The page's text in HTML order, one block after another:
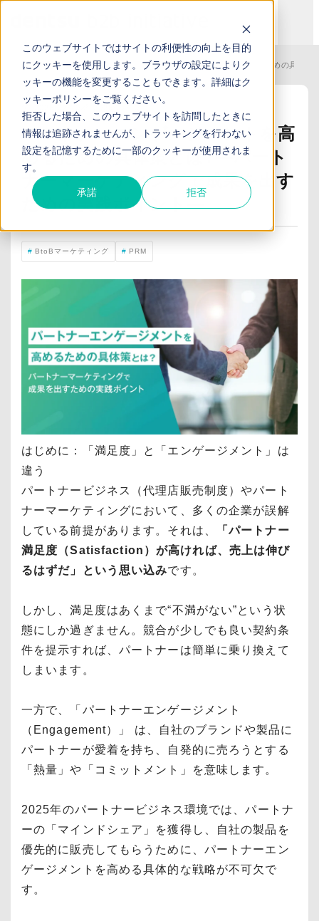
このウェブサイトではサイトの利便性の向上を目的
にクッキーを使用します。ブラウザの設定によりク
ッキーの機能を変更することもできます。詳細はク
ッキーポリシーをご覧ください。
拒否した場合、このウェブサイトを訪問したときに
情報は追跡されませんが、トラッキングを行わない
設定を記憶するために一部のクッキーが使用されま
す。
承諾 拒否
TOP お役立ち記事 パートナーエンゲージメントを高めるための具体
2026/02/10
パートナーエンゲージメントを高
めるための具体策とは?―パート
ナーマーケティングで成果を出す
ための実践ポイント―
BtoBマーケティング PRM
はじめに：「満足度」と「エンゲージメント」は
違う
パートナービジネス（代理店販売制度）やパート
ナーマーケティングにおいて、多くの企業が誤解
している前提があります。それは、
「パートナー
満足度（Satisfaction）が高ければ、売上は伸び
るはずだ」という思い込みです。
しかし、満足度はあくまで“不満がない”という状
態にしか過ぎません。競合が少しでも良い契約条
件を提示すれば、パートナーは簡単に乗り換えて
しまいます。
一方で、「パートナーエンゲージメント
（Engagement）」 は、自社のブランドや製品に
パートナーが愛着を持ち、自発的に売ろうとする
「熱量」や「コミットメント」を意味します。
2025年のパートナービジネス環境では、パートナ
ーの「マインドシェア」を獲得し、自社の製品を
優先的に販売してもらうために、パートナーエン
ゲージメントを高める具体的な戦略が不可欠で
す。